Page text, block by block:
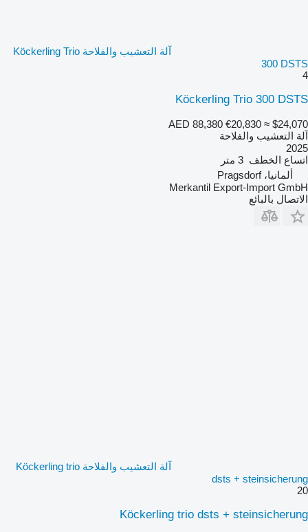
آلة التعشيب والفلاحة Köckerling Trio
300 DSTS
4
Köckerling Trio 300 DSTS
AED 88,380 €20,830 ≈ $24,070
آلة التعشيب والفلاحة
2025
اتساع الخطف 3 متر
ألمانيا، Pragsdorf
Merkantil Export-Import GmbH
الاتصال بالبائع
آلة التعشيب والفلاحة Köckerling trio
dsts + steinsicherung
20
Köckerling trio dsts + steinsicherung